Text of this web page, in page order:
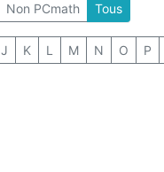
Non PCmath Tous
J K L M N O P